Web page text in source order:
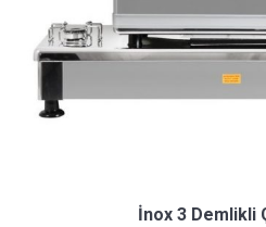
İnox 3 Demlikli